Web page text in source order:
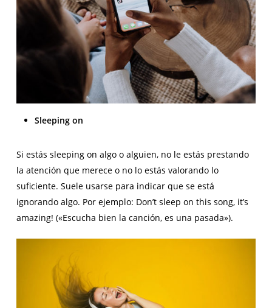
Sleeping on
Si estás sleeping on algo o alguien, no le estás prestando
la atención que merece o no lo estás valorando lo
suficiente. Suele usarse para indicar que se está
ignorando algo. Por ejemplo: Don’t sleep on this song, it’s
amazing! («Escucha bien la canción, es una pasada»).